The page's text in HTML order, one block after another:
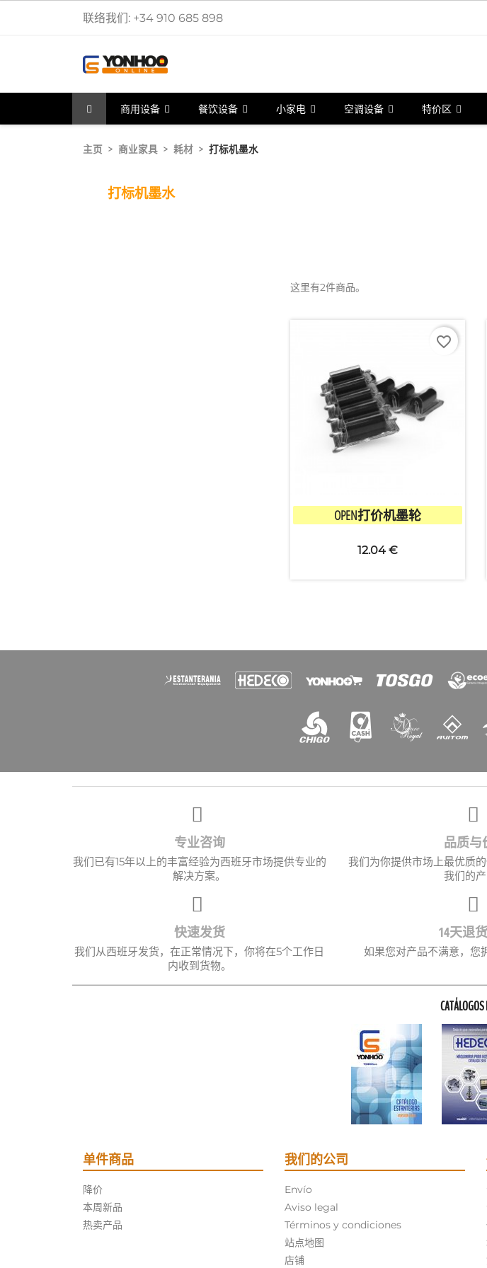
联络我们: +34 910 685 898
商用设备 餐饮设备 小家电 空调设备 特价区
主页 商业家具 耗材 打标机墨水
打标机墨水
这里有2件商品。
快速查看
OPEN打价机墨轮
12.04 €
favorite_border
专业咨询
我们已有15年以上的丰富经验为西班牙市场提供专业的
解决方案。
品质与
我们为你提供市场上最优质
我们的产
快速发货
我们从西班牙发货，在正常情况下，你将在5个工作日
内收到货物。
14天退
如果您对产品不满意，您
单件商品
降价
本周新品
热卖产品
我们的公司
Envío
Aviso legal
Términos y condiciones
站点地图
店铺